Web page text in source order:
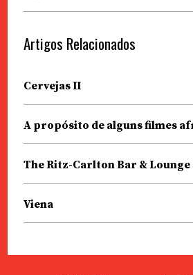
Artigos Relacionados
Cervejas II
A propósito de alguns filmes
The Ritz-Carlton Bar & Lounge
Viena